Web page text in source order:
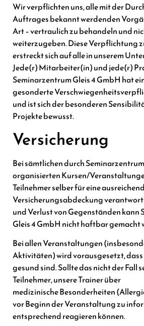
Wir verpflichten uns, alle mit der
Auftrages bekannt werdenden
Art – vertraulich zu behandeln und
weiterzugeben. Diese Verpflichtung
erstreckt sich auf alle in unserem
Jede(r) Mitarbeiter(in) und jede(r)
Seminarzentrum Gleis 4 GmbH hat
gesonderte
und ist sich der besonderen
Projekte bewusst.
Versicherung
Bei sämtlichen durch
organisierten Kursen/
Teilnehmer selber für eine
Versicherungsabdeckung
und Verlust von Gegenständen kann
Gleis 4 GmbH nicht haftbar gemacht
Bei allen Veranstaltungen
Aktivitäten) wird vorausgesetzt, dass
gesund sind. Sollte das nicht der Fall
Teilnehmer, unsere Trainer über
medizinische Besonderheiten
vor Beginn der Veranstaltung zu
entsprechend reagieren können.